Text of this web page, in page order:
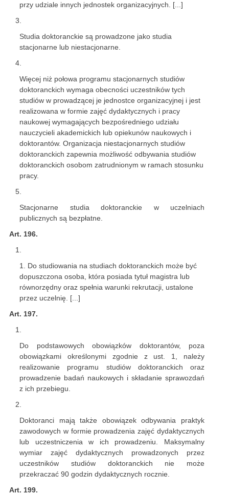
przy udziale innych jednostek organizacyjnych. [...]
Studia doktoranckie są prowadzone jako studia
stacjonarne lub niestacjonarne.
Więcej niż połowa programu stacjonarnych studiów
doktoranckich wymaga obecności uczestników tych
studiów w prowadzącej je jednostce organizacyjnej i jest
realizowana w formie zajęć dydaktycznych i pracy
naukowej wymagających bezpośredniego udziału
nauczycieli akademickich lub opiekunów naukowych i
doktorantów. Organizacja niestacjonarnych studiów
doktoranckich zapewnia możliwość odbywania studiów
doktoranckich osobom zatrudnionym w ramach stosunku
pracy.
Stacjonarne studia doktoranckie w uczelniach
publicznych są bezpłatne.
Art. 196.
1. Do studiowania na studiach doktoranckich może być
dopuszczona osoba, która posiada tytuł magistra lub
równorzędny oraz spełnia warunki rekrutacji, ustalone
przez uczelnię. [...]
Art. 197.
Do podstawowych obowiązków doktorantów, poza
obowiązkami określonymi zgodnie z ust. 1, należy
realizowanie programu studiów doktoranckich oraz
prowadzenie badań naukowych i składanie sprawozdań
z ich przebiegu.
Doktoranci mają także obowiązek odbywania praktyk
zawodowych w formie prowadzenia zajęć dydaktycznych
lub uczestniczenia w ich prowadzeniu. Maksymalny
wymiar zajęć dydaktycznych prowadzonych przez
uczestników studiów doktoranckich nie może
przekraczać 90 godzin dydaktycznych rocznie.
Art. 199.